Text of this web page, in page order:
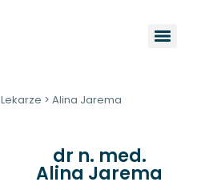
Lekarze > Alina Jarema
dr n. med.
Alina Jarema